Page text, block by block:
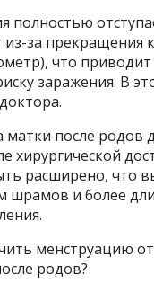
полностью
из-за прекращения
что приводит
заражения. В
после родов
хирургической
расширено, что
шрамов и более
менструацию от
родов?